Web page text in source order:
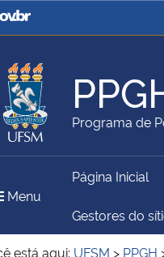
Civil
da Agricultura,
e Abastecimento
do Meio Ambiente
Programa de
Menu
Página Inicial
Gestores do
está aqui: UFSM > PPGH